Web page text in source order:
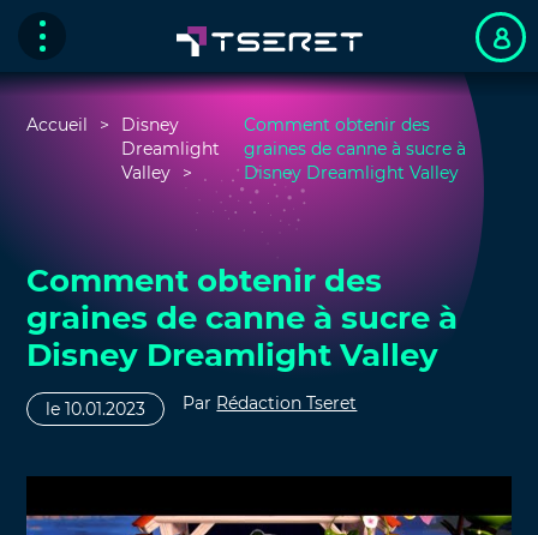
Accueil
Disney
Dreamlight
Valley
Comment obtenir des
graines de canne à sucre à
Disney Dreamlight Valley
Comment obtenir des
graines de canne à sucre à
Disney Dreamlight Valley
le 10.01.2023 Par Rédaction Tseret